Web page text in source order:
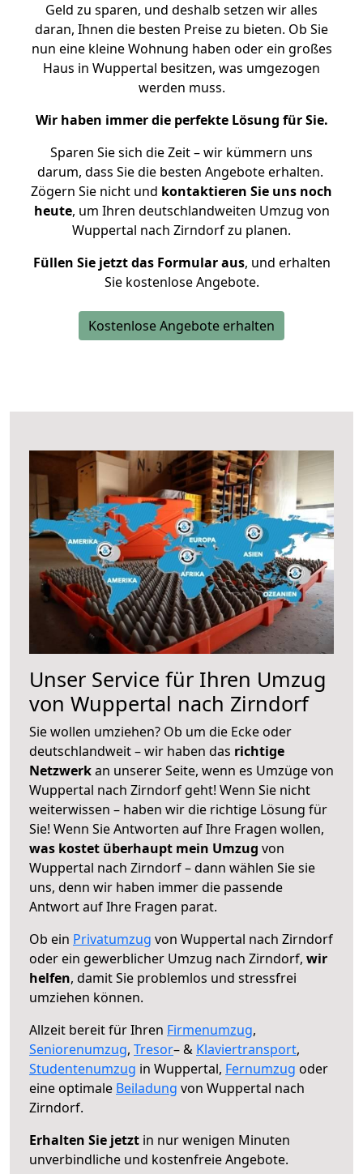
Geld zu sparen, und deshalb setzen wir alles
daran, Ihnen die besten Preise zu bieten. Ob Sie
nun eine kleine Wohnung haben oder ein großes
Haus in Wuppertal besitzen, was umgezogen
werden muss.
Wir haben immer die perfekte Lösung für Sie.
Sparen Sie sich die Zeit – wir kümmern uns
darum, dass Sie die besten Angebote erhalten.
Zögern Sie nicht und kontaktieren Sie uns noch
heute, um Ihren deutschlandweiten Umzug von
Wuppertal nach Zirndorf zu planen.
Füllen Sie jetzt das Formular aus, und erhalten
Sie kostenlose Angebote.
Kostenlose Angebote erhalten
Unser Service für Ihren Umzug
von Wuppertal nach Zirndorf
Sie wollen umziehen? Ob um die Ecke oder
deutschlandweit – wir haben das richtige
Netzwerkan unserer Seite, wenn es Umzüge von
Wuppertal nach Zirndorf geht! Wenn Sie nicht
weiterwissen – haben wir die richtige Lösung für
Sie! Wenn Sie Antworten auf Ihre Fragen wollen,
was kostet überhaupt mein Umzug von
Wuppertal nach Zirndorf – dann wählen Sie sie
uns, denn wir haben immer die passende
Antwort auf Ihre Fragen parat.
Ob ein Privatumzug von Wuppertal nach Zirndorf
oder ein gewerblicher Umzug nach Zirndorf, wir
helfen, damit Sie problemlos und stressfrei
umziehen können.
Allzeit bereit für Ihren Firmenumzug,
Seniorenumzug, Tresor– & Klaviertransport,
Studentenumzug in Wuppertal, Fernumzug oder
eine optimale Beiladung von Wuppertal nach
Zirndorf.
Erhalten Sie jetzt in nur wenigen Minuten
unverbindliche und kostenfreie Angebote.